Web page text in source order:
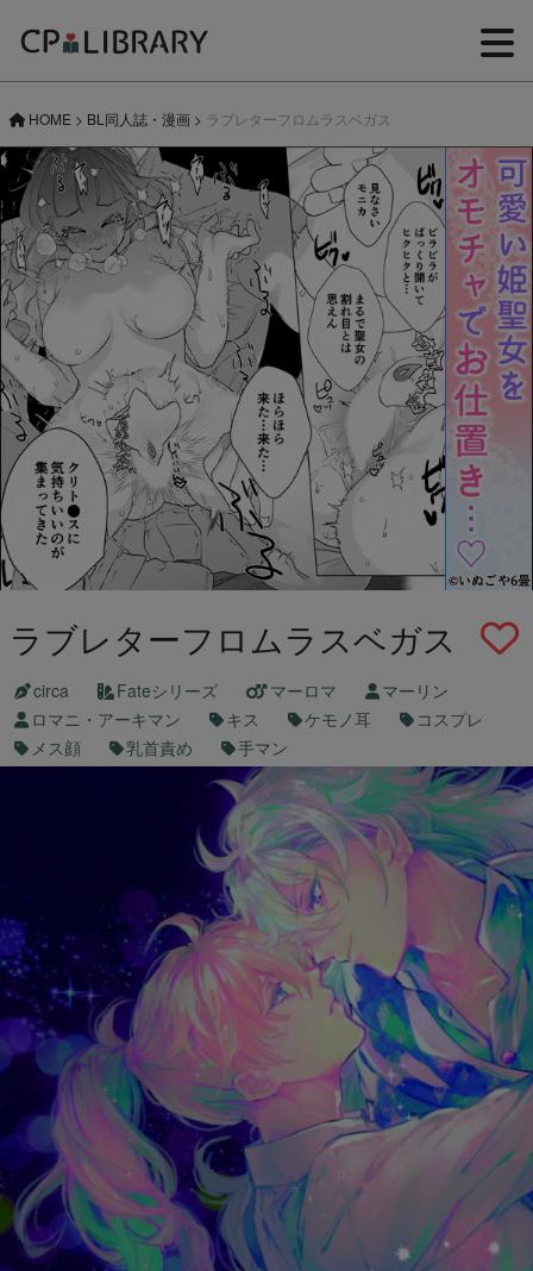
HOME > BL同人誌・漫画 > ラブレターフロムラスベガス
ラブレターフロムラスベガス
circa Fateシリーズ マーロマ
マーリン
ロマニ・アーキマン
キス ケモノ耳
コスプレ
メス顔
乳首責め 手マン